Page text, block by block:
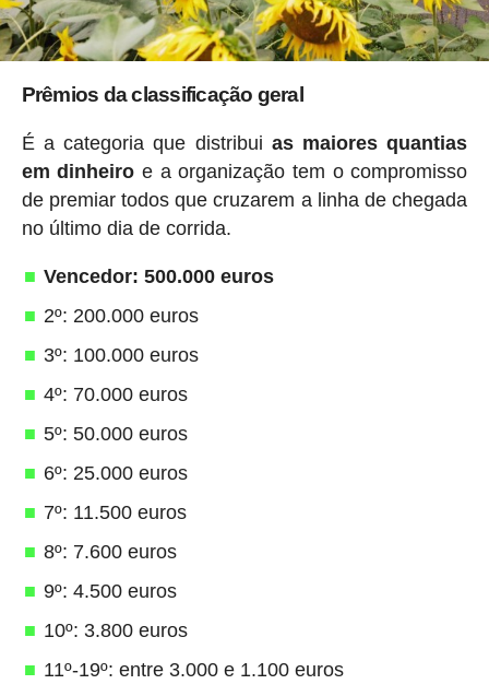
Prêmios da classificação geral
É a categoria que distribui as maiores quantias
em dinheiro e a organização tem o compromisso
de premiar todos que cruzarem a linha de chegada
no último dia de corrida.
Vencedor: 500.000 euros
2º: 200.000 euros
3º: 100.000 euros
4º: 70.000 euros
5º: 50.000 euros
6º: 25.000 euros
7º: 11.500 euros
8º: 7.600 euros
9º: 4.500 euros
10º: 3.800 euros
11º-19º: entre 3.000 e 1.100 euros